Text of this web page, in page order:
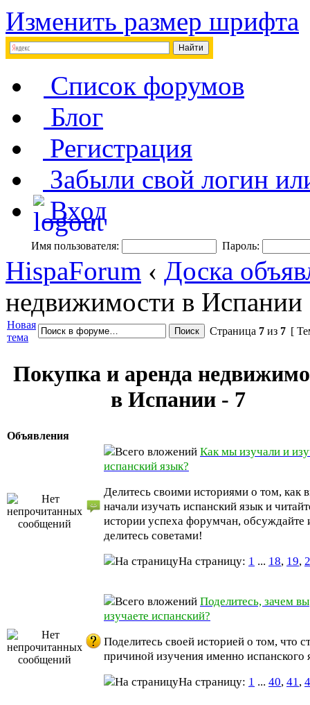
Изменить размер шрифта
Список форумов
Блог
Регистрация
Забыли свой логин
Вход
Имя пользователя: Пароль:
HispaForum ‹ Доска
недвижимости в Испании
Новая
тема
Страница 7 из 7 [
Покупка и аренда
в Испании - 7
Объявления
Как мы изучали и
испанский язык?
Делитесь своими историями о том, как
начали изучать испанский язык и
истории успеха форумчан, обсуждайте
делитесь советами!
На страницу: 1 ... 18, 19,
Поделитесь, зачем вы
изучаете испанский?
Поделитесь своей историей о том, что
причиной изучения именно испанского
На страницу: 1 ... 40, 41,